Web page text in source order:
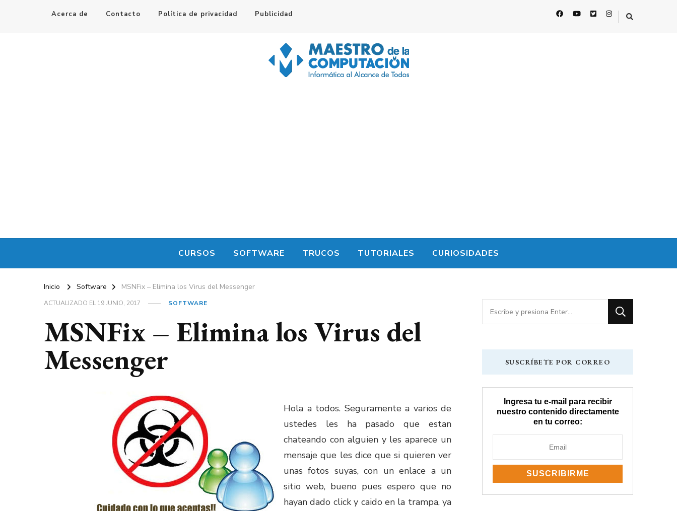
Acerca de Contacto Política de privacidad Publicidad
CURSOS SOFTWARE TRUCOS TUTORIALES CURIOSIDADES
Inicio Software MSNFix – Elimina los Virus del Messenger
ACTUALIZADO EL19 JUNIO, 2017 SOFTWARE
MSNFix – Elimina los Virus del
Messenger
Hola a todos. Seguramente a varios de
ustedes les ha pasado que estan
chateando con alguien y les aparece un
mensaje que les dice que si quieren ver
unas fotos suyas, con un enlace a un
sitio web, bueno pues espero que no
hayan dado click y caido en la trampa, ya
¿Buscas
algo?
SUSCRÍBETE POR CORREO
Ingresa tu e-mail para recibir
nuestro contenido directamente
en tu correo: